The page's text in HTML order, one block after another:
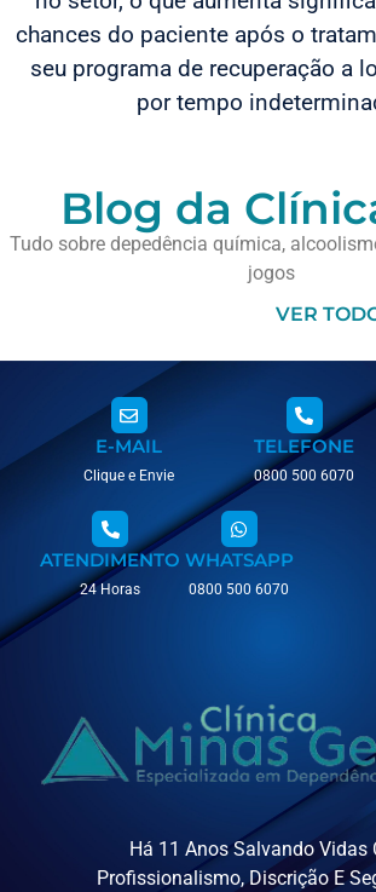
chances do paciente após o
seu programa de recuperação a
por tempo
Blog da
Tudo sobre depedência química,
jogos
VER
E-MAIL
Clique e Envie
TELEFONE
0800 500 6070
ATENDIMENTO
24 Horas
WHATSAPP
0800 500 6070
Há 11 Anos Salvando Vidas
Profissionalismo, Discrição E